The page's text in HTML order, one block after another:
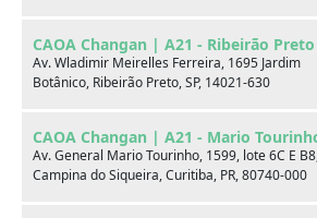
CAOA Changan | A21 - Ribeirão Preto
Av. Wladimir Meirelles Ferreira, 1695 Jardim
Botânico, Ribeirão Preto, SP, 14021-630
CAOA Changan | A21 - Mario
Av. General Mario Tourinho, 1599, lote 6C E
Campina do Siqueira, Curitiba, PR, 80740-000